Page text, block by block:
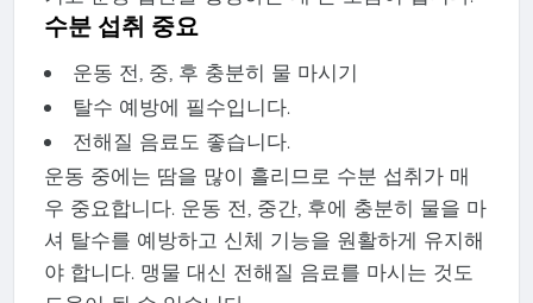
수분 섭취 중요
운동 전, 중, 후 충분히 물 마시기
탈수 예방에 필수입니다.
전해질 음료도 좋습니다.
운동 중에는 땀을 많이 흘리므로 수분 섭취가 매
우 중요합니다. 운동 전, 중간, 후에 충분히 물을 마
셔 탈수를 예방하고 신체 기능을 원활하게 유지해
야 합니다. 맹물 대신 전해질 음료를 마시는 것도